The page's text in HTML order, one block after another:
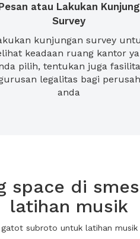
atau Lakukan
Survey
kunjungan survey
keadaan ruang kantor
pilih, tentukan juga
legalitas bagi
anda
space di
latihan musik
subroto untuk latihan musik